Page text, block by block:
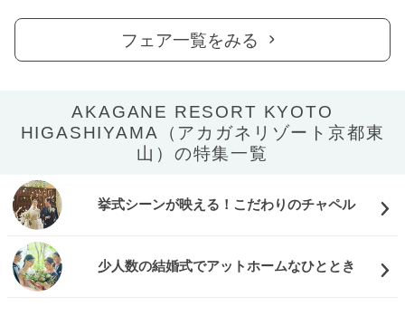
フェア一覧をみる
AKAGANE RESORT KYOTO
HIGASHIYAMA（アカガネリゾート京都東
山）の特集一覧
挙式シーンが映える！こだわりのチャペル
少人数の結婚式でアットホームなひととき